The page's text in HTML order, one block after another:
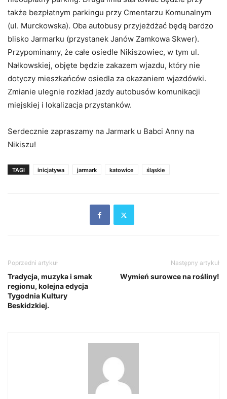
także bezpłatnym parkingu przy Cmentarzu Komunalnym
(ul. Murckowska). Oba autobusy przyjeżdżać będą bardzo
blisko Jarmarku (przystanek Janów Zamkowa Skwer).
Przypominamy, że całe osiedle Nikiszowiec, w tym ul.
Nałkowskiej, objęte będzie zakazem wjazdu, który nie
dotyczy mieszkańców osiedla za okazaniem wjazdówki.
Zmianie ulegnie rozkład jazdy autobusów komunikacji
miejskiej i lokalizacja przystanków.
Serdecznie zapraszamy na Jarmark u Babci Anny na
Nikiszu!
TAGI inicjatywa jarmark katowice śląskie
Poprzedni artykuł
Tradycja, muzyka i smak
regionu, kolejna edycja
Tygodnia Kultury
Beskidzkiej.
Następny artykuł
Wymień surowce na rośliny!